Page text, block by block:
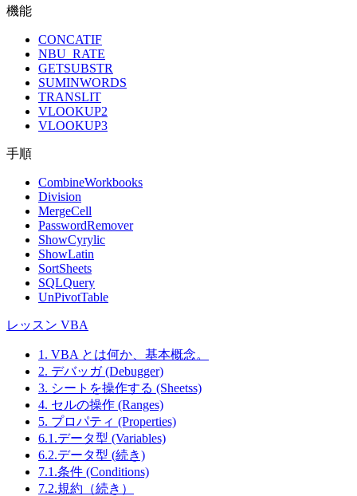
機能
CONCATIF
NBU_RATE
GETSUBSTR
SUMINWORDS
TRANSLIT
VLOOKUP2
VLOOKUP3
手順
CombineWorkbooks
Division
MergeCell
PasswordRemover
ShowCyrylic
ShowLatin
SortSheets
SQLQuery
UnPivotTable
レッスン VBA
1. VBA とは何か、基本概念。
2. デバッガ (Debugger)
3. シートを操作する (Sheetss)
4. セルの操作 (Ranges)
5. プロパティ (Properties)
6.1.データ型 (Variables)
6.2.データ型 (続き)
7.1.条件 (Conditions)
7.2.規約（続き）